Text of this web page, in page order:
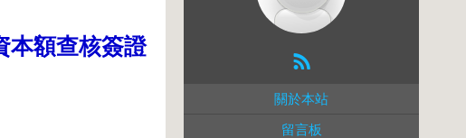
本額查核簽證
關於本站
留言板